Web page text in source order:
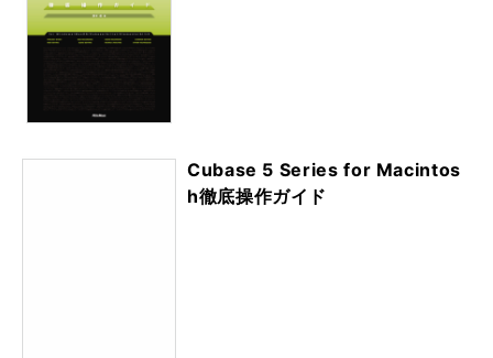
Cubase 5 Series for Macintos
h徹底操作ガイド